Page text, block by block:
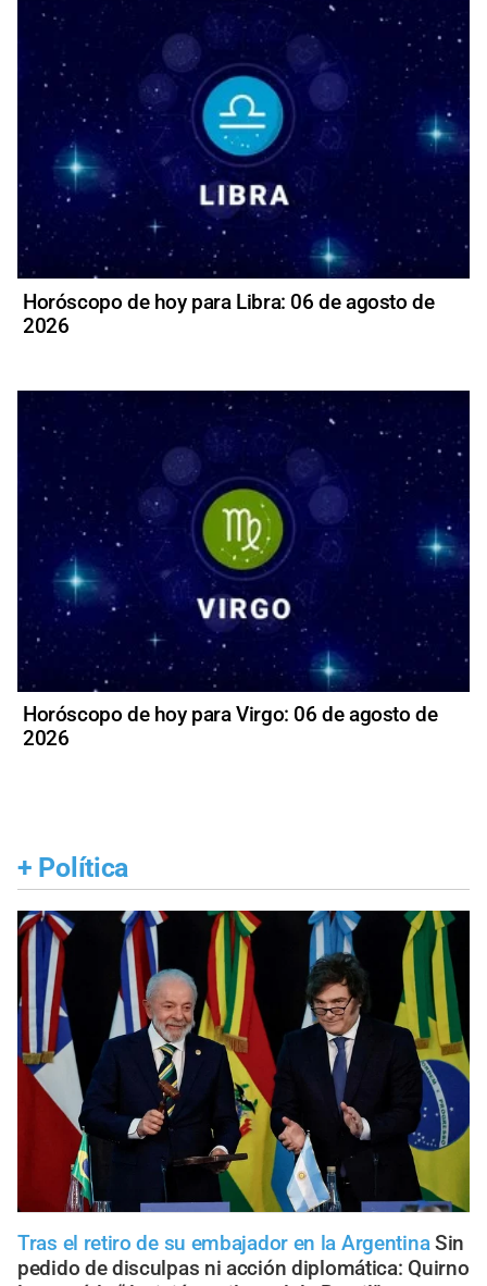
Horóscopo de hoy para Libra: 06 de agosto de
2026
Horóscopo de hoy para Virgo: 06 de agosto de
2026
+ Política
Tras el retiro de su embajador en la Argentina Sin
pedido de disculpas ni acción diplomática: Quirno